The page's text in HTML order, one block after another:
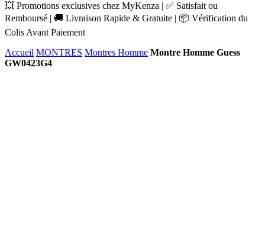
💥 Promotions exclusives chez MyKenza | ✅ Satisfait ou
Remboursé | 🚚 Livraison Rapide & Gratuite | 📦 Vérification du
Colis Avant Paiement
Accueil MONTRES Montres Homme Montre Homme Guess
GW0423G4